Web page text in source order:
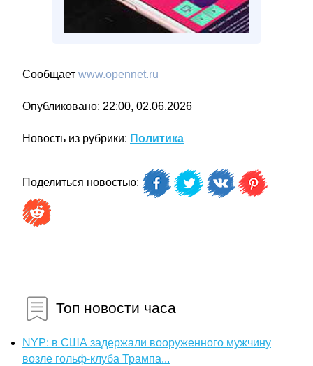
Сообщает www.opennet.ru
Опубликовано: 22:00, 02.06.2026
Новость из рубрики: Политика
Поделиться новостью:
Топ новости часа
NYP: в США задержали вооруженного мужчину
возле гольф-клуба Трампа...